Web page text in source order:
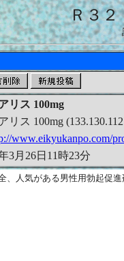
Ｒ３
リス 100mg
リス 100mg
www.eikyukanpo.com/
3月26日11時23分
、人気がある男性用勃起促